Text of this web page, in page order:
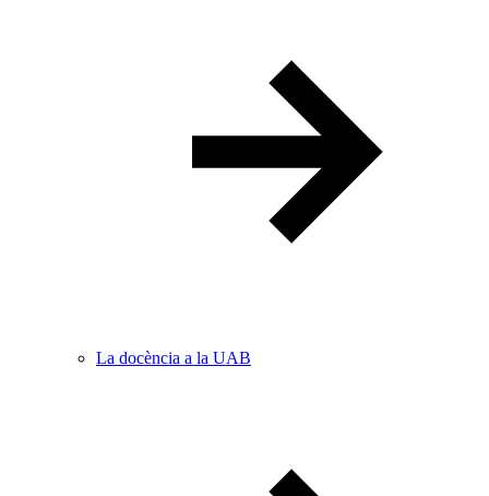
La docència a la UAB